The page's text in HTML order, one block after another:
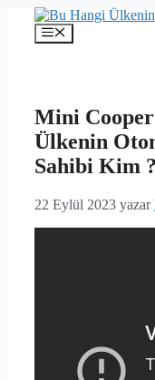
İçeriğe
Menü
Mini
Ülkenin
Sahibi Kim ?
22 Eylül 2023 yazar